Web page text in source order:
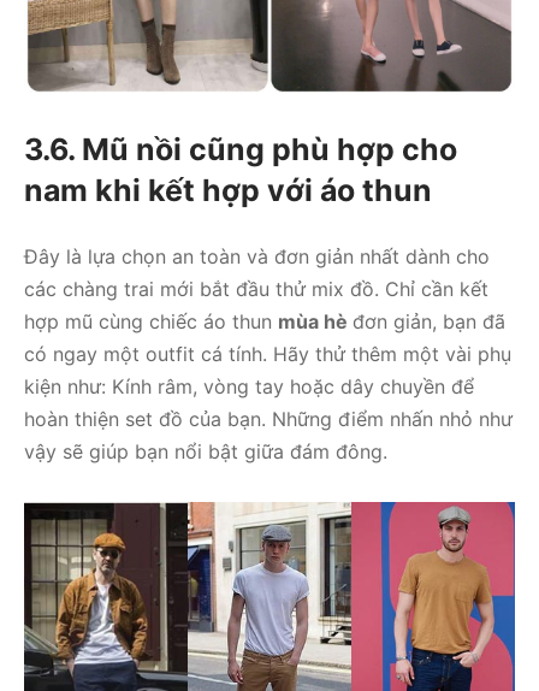
3.6. Mũ nồi cũng phù hợp cho
nam khi kết hợp với áo thun
Đây là lựa chọn an toàn và đơn giản nhất dành cho
các chàng trai mới bắt đầu thử mix đồ. Chỉ cần kết
hợp mũ cùng chiếc áo thun mùa hè đơn giản, bạn đã
có ngay một outfit cá tính. Hãy thử thêm một vài phụ
kiện như: Kính râm, vòng tay hoặc dây chuyền để
hoàn thiện set đồ của bạn. Những điểm nhấn nhỏ như
vậy sẽ giúp bạn nổi bật giữa đám đông.